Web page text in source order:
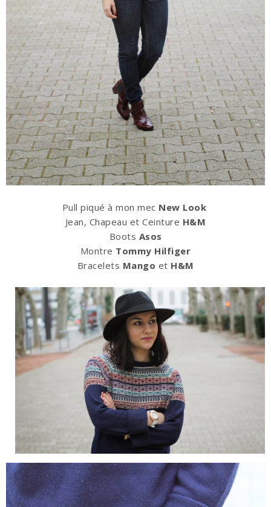
Pull piqué à mon mec New Look
Jean, Chapeau et Ceinture H&M
Boots Asos
Montre Tommy Hilfiger
Bracelets Mango et H&M